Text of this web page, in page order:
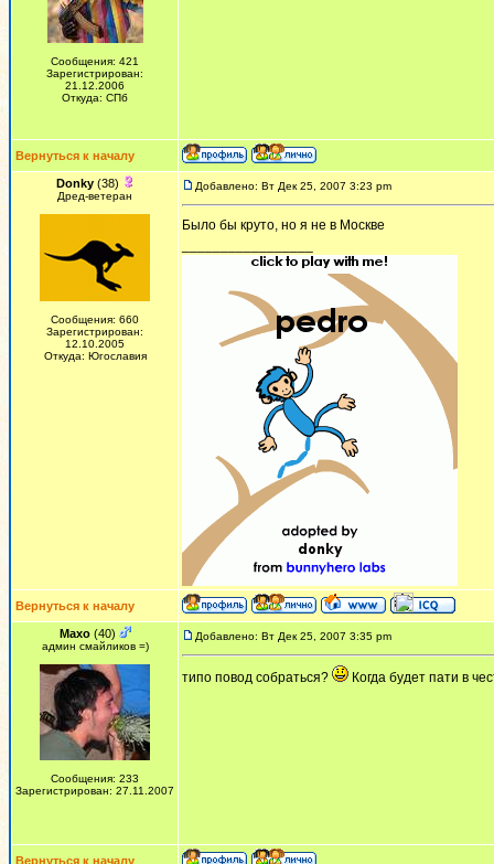
Сообщения: 421
Зарегистрирован:
21.12.2006
Откуда: СПб
Вернуться к началу
Donky(38)
Дред-ветеран
Сообщения: 660
Зарегистрирован:
12.10.2005
Откуда: Югославия
Добавлено: Вт Дек 25, 2007 3:23 pm
Было бы круто, но я не в Москве
Вернуться к началу
Maxo(40)
админ смайликов =)
Сообщения: 233
Зарегистрирован: 27.11.2007
Добавлено: Вт Дек 25, 2007 3:35 pm
типо повод собраться? Когда будет пати в
Вернуться к началу